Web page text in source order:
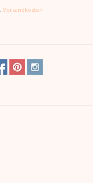
Versandkosten